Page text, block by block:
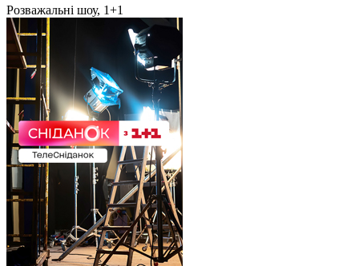
Розважальні шоу, 1+1